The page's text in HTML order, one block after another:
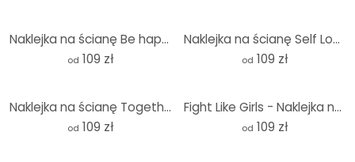
Naklejka na ścianę Be happy w kolorze brzoskwiniowym - okrągła
od 109 zł
Naklejka na ścianę Self Love Club Pink - Prints by Ayleen - Round
od 109 zł
Naklejka na ścianę Together Sisterhood Floral Hands - okrągła
od 109 zł
Fight Like Girls - Naklejka na ścianę Feminist Power
od 109 zł